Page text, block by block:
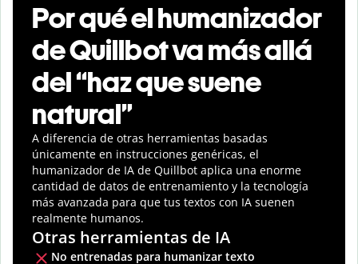
Por qué el humanizador
de Quillbot va más allá
del “haz que suene
natural”
A diferencia de otras herramientas basadas
únicamente en instrucciones genéricas, el
humanizador de IA de Quillbot aplica una enorme
cantidad de datos de entrenamiento y la tecnología
más avanzada para que tus textos con IA suenen
realmente humanos.
Otras herramientas de IA
No entrenadas para humanizar texto